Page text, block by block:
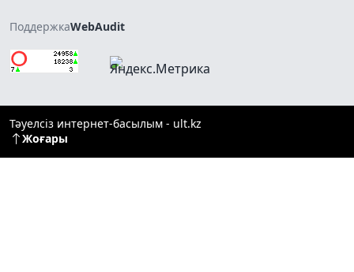
ПоддержкаWebAudit
Тәуелсіз интернет-басылым - ult.kz
Жоғары